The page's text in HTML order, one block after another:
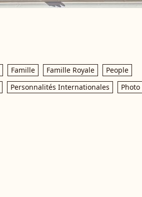
Famille Famille Royale
People
Personnalités Internationales Photo